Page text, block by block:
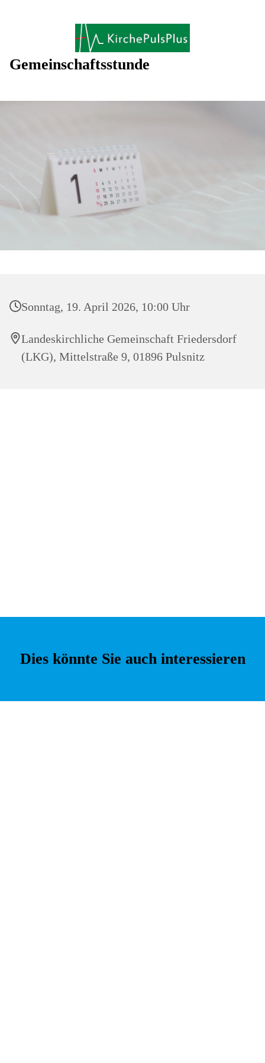
Gemeinschaftsstunde
Sonntag, 19. April 2026, 10:00 Uhr
Landeskirchliche Gemeinschaft Friedersdorf
(LKG), Mittelstraße 9, 01896 Pulsnitz
Dies könnte Sie auch interessieren